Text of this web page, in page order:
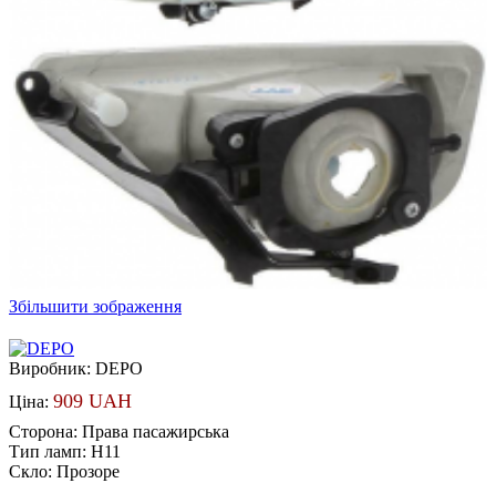
Збільшити зображення
Виробник: DEPO
Ціна: 909 UAH
Сторона: Права пасажирська
Тип ламп: H11
Скло: Прозоре